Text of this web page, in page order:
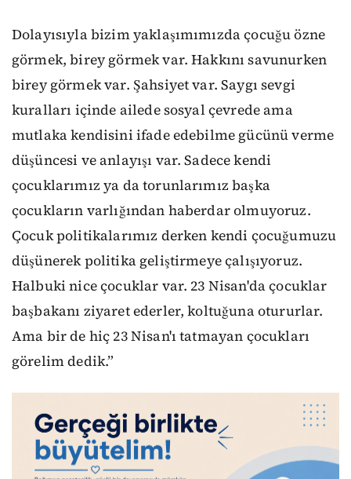
Dolayısıyla bizim yaklaşımımızda çocuğu özne
görmek, birey görmek var. Hakkını savunurken
birey görmek var. Şahsiyet var. Saygı sevgi
kuralları içinde ailede sosyal çevrede ama
mutlaka kendisini ifade edebilme gücünü verme
düşüncesi ve anlayışı var. Sadece kendi
çocuklarımız ya da torunlarımız başka
çocukların varlığından haberdar olmuyoruz.
Çocuk politikalarımız derken kendi çocuğumuzu
düşünerek politika geliştirmeye çalışıyoruz.
Halbuki nice çocuklar var. 23 Nisan'da çocuklar
başbakanı ziyaret ederler, koltuğuna otururlar.
Ama bir de hiç 23 Nisan'ı tatmayan çocukları
görelim dedik.”